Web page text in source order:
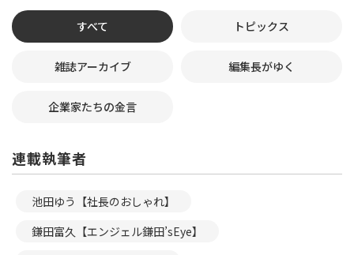
すべて トピックス
雑誌アーカイブ 編集長がゆく
企業家たちの金言
連載執筆者
池田ゆう【社長のおしゃれ】
鎌田富久【エンジェル鎌田’sEye】